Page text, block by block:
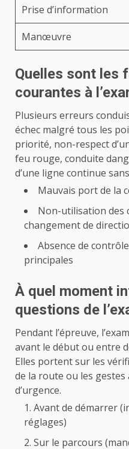
Prise d’information
Manœuvre
Quelles sont les
courantes à
Plusieurs erreurs
échec malgré tous les
priorité, non-respect
feu rouge, conduite
d’une ligne continue
Mauvais port de la
Non-utilisation des
changement de
Absence de
principales
À quel moment
questions de
Pendant l’épreuve,
avant le début ou entre
Elles portent sur les
de la route ou les
d’urgence.
Avant de démarrer
réglages)
Sur le parcours